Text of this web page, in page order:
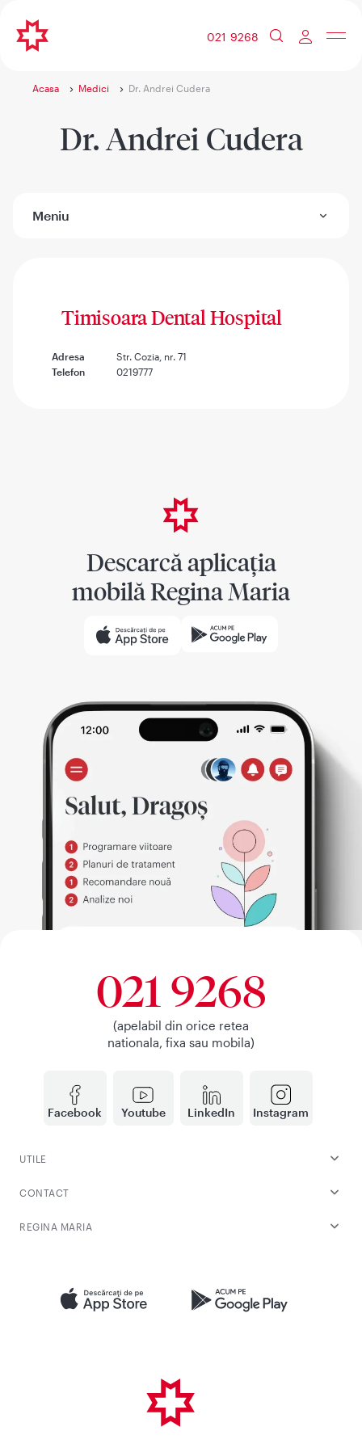
021 9268
Acasa Medici Dr. Andrei Cudera
Dr. Andrei Cudera
Meniu
Timisoara Dental Hospital
Adresa
Str. Cozia, nr. 71
Telefon
0219777
Descarcă aplicația
mobilă Regina Maria
Facebook Youtube LinkedIn Instagram
021 9268
(apelabil din orice retea
nationala, fixa sau mobila)
UTILE
CONTACT
REGINA MARIA